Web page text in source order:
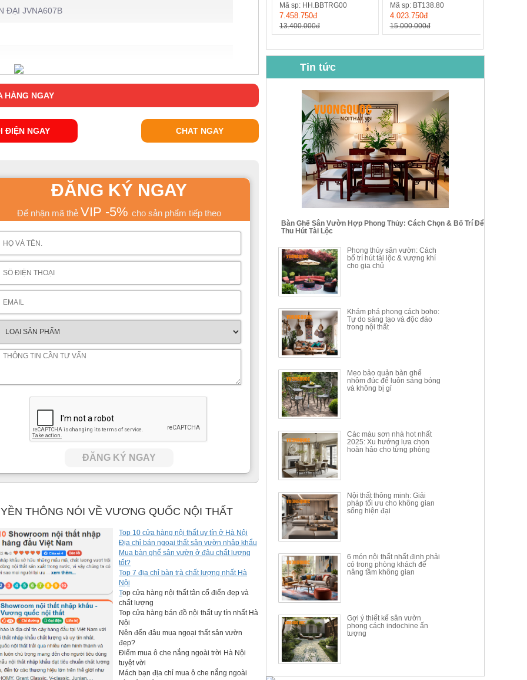
ĐẠI JVNA607B
thì về công năng sử dụng cũng không hề kém với các mẫu
HÀNG NGAY
ĐIỆN NGAY CHAT NGAY
ĐĂNG KÝ NGAY
Để nhận mã thẻ VIP -5% cho sản phẩm tiếp theo
ĐĂNG KÝ NGAY
THÔNG NÓI VỀ VƯƠNG QUỐC NỘI THẤT
Top 10 cửa hàng nội thất uy tín ở Hà Nội
Địa chỉ bán ngoại thất sân vườn nhâp khẩu
Mua bàn ghế sân vườn ở đâu chất lượng
tốt?
Top 7 địa chỉ bàn trà chất lượng nhất Hà
Nội
Top cửa hàng nội thất tân cổ điển đẹp và
chất lượng
Top cửa hàng bán đồ nội thất uy tín nhất Hà
Nội
Nên đến đâu mua ngoại thất sân vườn
đẹp?
Điểm mua ô che nắng ngoài trời Hà Nội
tuyệt vời
Mách bạn địa chỉ mua ô che nắng ngoài
Mã sp: HH.BBTRG00
7.458.750đ
13.400.000đ
Mã sp: BT138.80
4.023.750đ
15.000.000đ
BỘ BÀN GHẾ CAFE NHẬP
KHẨU CAO CẤP HOY7006
Mã sp: BT135
14.178.750đ
24.700.000đ
BỘ BÀN TRÀ GỖ TỰ NHIÊN
PHONG CÁCH TRUNG HOA
KIỂU MỚI...
Mã sp: BT138.80
20.250.000đ
39.150.000đ
BỘ BÀN TRÀ GỖ PHONG
CÁCH MỚI KẾT HỢP KHAY
NHÚNG TRÀ YDX
Mã sp: BT150.46
17.617.500đ
34.100.000đ
BỘ BÀN GHẾ CAFE KIỂU
DÁNG ĐƠN GIẢN HIỆN ĐẠI
HOY8010
BÀN GHẾ TRANG ĐIỂM
THÔNG MINH HIỆN ĐẠI
TÍCH HỢP SẠC...
Mã sp: HH.BTD08
6.510.000đ
BỘ BÀN ĂN ĐẢO MẶT ĐÁ
PHIẾN AK3699
Tin tức
Bàn Ghế Sân Vườn Hợp Phong Thủy: Cách Chọn & Bố Trí Để
Thu Hút Tài Lộc
Phong thủy sân vườn: Cách
bố trí hút tài lộc & vượng khí
cho gia chủ
Khám phá phong cách boho:
Tự do sáng tạo và độc đáo
trong nội thất
Mẹo bảo quản bàn ghế
nhôm đúc để luôn sáng bóng
và không bị gỉ
Các màu sơn nhà hot nhất
2025: Xu hướng lựa chọn
hoàn hảo cho từng phòng
Nội thất thông minh: Giải
pháp tối ưu cho không gian
sống hiện đại
6 món nội thất nhất định phải
có trong phòng khách để
nâng tầm không gian
Gợi ý thiết kế sân vườn
phong cách indochine ấn
tượng